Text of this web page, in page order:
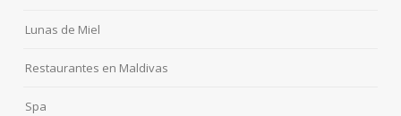
Lunas de Miel
Restaurantes en Maldivas
Spa